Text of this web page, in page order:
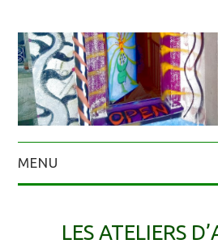
MENU
LES ATELIERS